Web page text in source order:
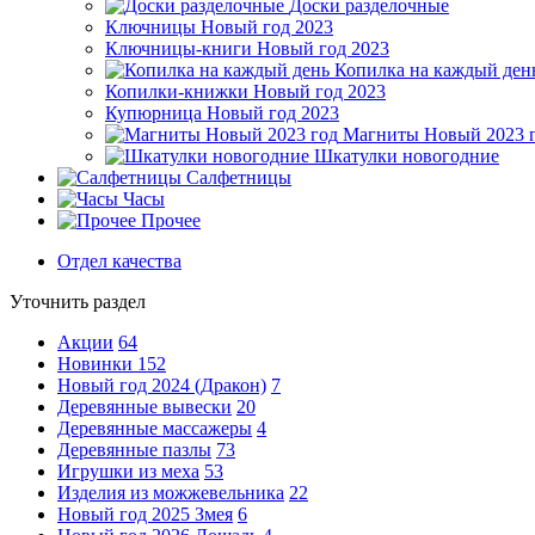
Доски разделочные
Ключницы Новый год 2023
Ключницы-книги Новый год 2023
Копилка на каждый
Копилки-книжки Новый год 2023
Купюрница Новый год 2023
Магниты Новый 2023
Шкатулки новогодние
Салфетницы
Часы
Прочее
Отдел качества
Уточнить раздел
Акции 64
Новинки 152
Новый год 2024 (Дракон) 7
Деревянные вывески 20
Деревянные массажеры 4
Деревянные пазлы 73
Игрушки из меха 53
Изделия из можжевельника 22
Новый год 2025 Змея 6